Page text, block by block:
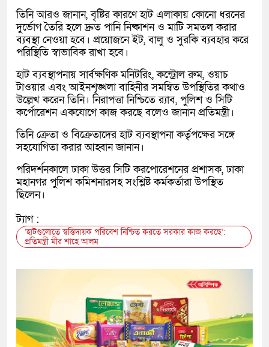
তিনি আরও জানান, বৃষ্টির কারণে হাট এলাকায় কোনো ধরনের
দুর্ভোগ তৈরি হলে দ্রুত পানি নিষ্কাশন ও মাটি সমতল করার
ব্যবস্থা নেওয়া হবে। প্রয়োজনে ইট, বালু ও সুরকি ব্যবহার করে
পরিস্থিতি স্বাভাবিক রাখা হবে।
হাট ব্যবস্থাপনায় সার্বক্ষণিক মনিটরিং, কন্ট্রোল রুম, ওয়াচ
টাওয়ার এবং আইনশৃঙ্খলা বাহিনীর সমন্বিত উপস্থিতির কথাও
উল্লেখ করেন তিনি। নিরাপত্তা নিশ্চিতে র‍্যাব, পুলিশ ও সিটি
কর্পোরেশন একযোগে কাজ করছে বলেও জানান প্রতিমন্ত্রী।
তিনি ক্রেতা ও বিক্রেতাদের হাট ব্যবস্থাপনা কর্তৃপক্ষের সঙ্গে
সহযোগিতা করার আহ্বান জানান।
পরিদর্শনকালে ঢাকা উত্তর সিটি করপোরেশনের প্রশাসক, ঢাকা
মহানগর পুলিশ কমিশনারসহ সংশ্লিষ্ট কর্মকর্তারা উপস্থিত
ছিলেন।
ট্যাগ :
‘হাটগুলোতে স্বস্তিদায়ক পরিবেশ নিশ্চিত করতে সরকার কাজ করছে’:
প্রতিমন্ত্রী মীর শাহে আলম